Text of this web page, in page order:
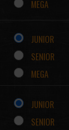
MEGA
JUNIOR
SENIOR
MEGA
JUNIOR
SENIOR